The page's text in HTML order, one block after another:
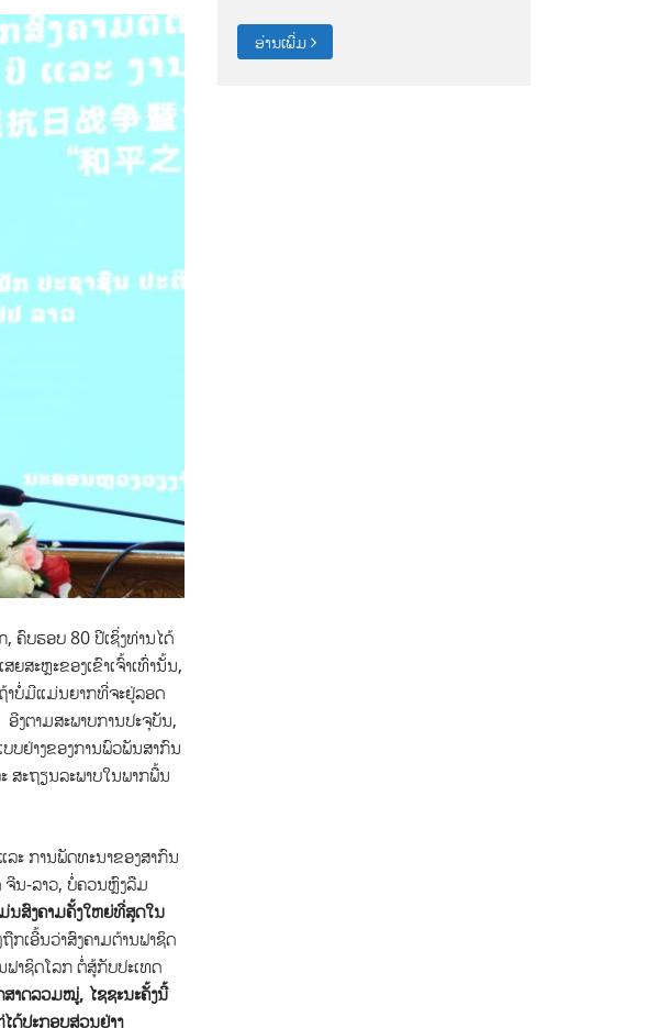
ຄົບຮອບ 80 ປີເຊິ່ງທ່ານໄດ້
ຍສະຫຼະຂອງເຂົາເຈົ້າເທົ່ານັ້ນ,
າບໍ່ມີແມ່ນຍາກທີ່ຈະຢູ່ລອດ
ງຕາມສະພາບການປະຈຸບັນ,
ບຢ່າງຂອງການພົວພັນສາກົນ
ສະຖຽນລະພາບໃນພາກພື້ນ
ະ ການພັດທະນາຂອງສາກົນ
ຈີນ-ລາວ, ບໍ່ຄວນຫຼົງລືມ
ນສົງຄາມຄັ້ງໃຫຍ່ທີ່ສຸດໃນ
ກເອີ້ນວ່າສົງຄາມຕ້ານຟາຊິດ
າຊິດໂລກ ຕໍ່ສູ້ກັບປະເທດ
ສາດລວມໝູ່, ໄຊຊະນະຄັ້ງນີ້
ດ້ປະກອບສ່ວນຢ່າງ
ອ່ານເພີ່ມ